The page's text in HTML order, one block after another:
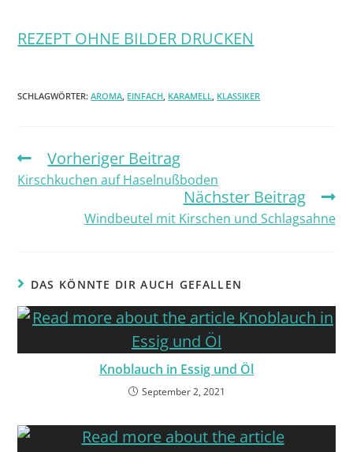
REZEPT OHNE BILDER DRUCKEN
SCHLAGWÖRTER:AROMA EINFACH KARAMELL KLASSIKER
Vorheriger Beitrag
Kirschkuchen auf Haselnußboden
Nächster Beitrag
Windbeutel mit Kirschen und Schlagsahne
DAS KÖNNTE DIR AUCH GEFALLEN
Knoblauch in Essig und Öl
September 2, 2021